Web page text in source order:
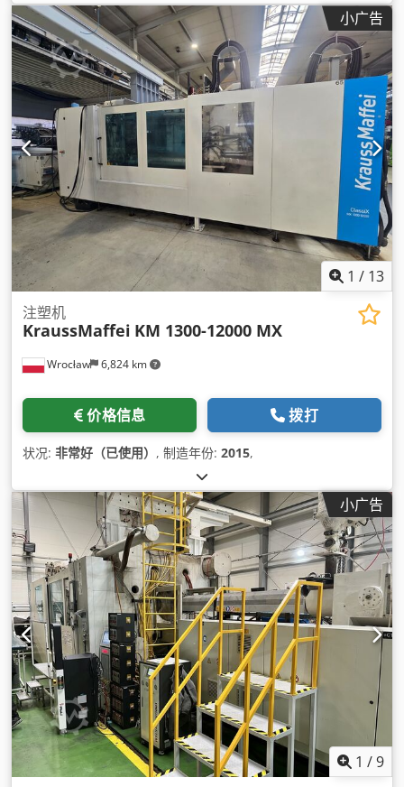
小广告
1 / 13
Wrocław 6,824 km
注塑机
KraussMaffei KM 1300-12000 MX
价格信息 拨打
状况: 非常好（已使用） , 制造年份: 2015,
小广告
1 /9